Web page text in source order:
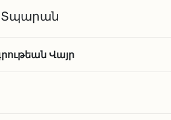
Տպարան
Վայր